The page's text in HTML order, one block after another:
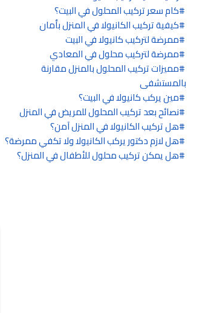
كام سعر تركيب المحلول في البيت؟
كيفية تركيب الكانيولا في المنزل بأمان
ممرضة لتركيب كانيولا في البيت
ممرضة لتركيب محلول في المعادي
مميزات تركيب المحلول بالمنزل مقارنة
بالمستشفى
مين يركب كانيولا في البيت؟
نصائح بعد تركيب المحلول للمريض في المنزل
هل تركيب الكانيولا في المنزل آمن؟
هل لازم دكتور يركب الكانيولا ولا تكفي ممرضة؟
هل يمكن تركيب محلول للأطفال في المنزل؟